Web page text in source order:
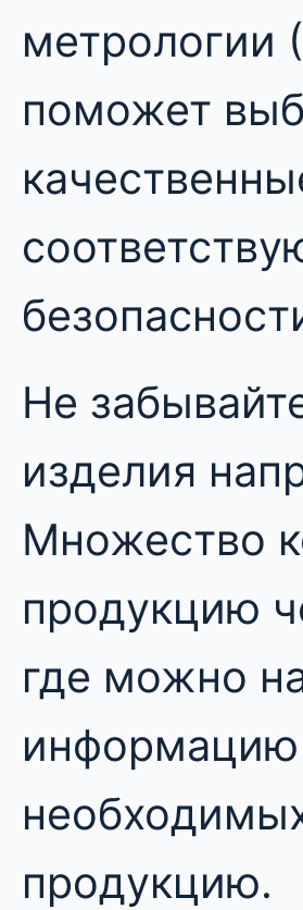
метрологии
поможет
Не
изделия
Множество
продукцию
где можно
информацию
продукцию.